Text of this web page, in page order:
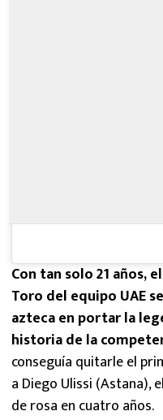
Con tan solo 21 años,
Toro del equipo UAE
azteca en portar la
historia de la
conseguía quitarle el
a Diego Ulissi (Astana),
de rosa en cuatro años.